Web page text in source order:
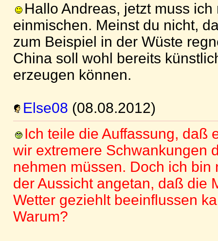
Hallo Andreas, jetzt muss
einmischen. Meinst du nicht,
zum Beispiel in der Wüste
China soll wohl bereits
erzeugen können.
Else08 (08.08.2012)
Ich teile die Auffassung, daß
wir extremere Schwankungen
nehmen müssen. Doch ich bin
der Aussicht angetan, daß die
Wetter geziehlt beeinflussen
Warum?